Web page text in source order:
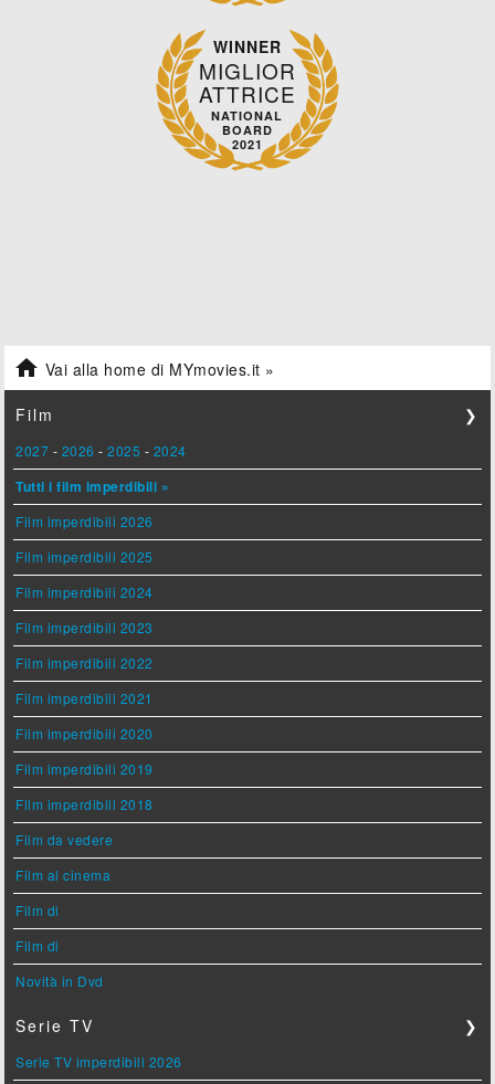
WINNER
MIGLIOR
ATTRICE
NATIONAL
BOARD
2021
 Vai alla home di MYmovies.it »
Film ❯
2027 - 2026 -2025 - 2024
Tutti i film imperdibili »
Film imperdibili 2026
Film imperdibili 2025
Film imperdibili 2024
Film imperdibili 2023
Film imperdibili 2022
Film imperdibili 2021
Film imperdibili 2020
Film imperdibili 2019
Film imperdibili 2018
Film da vedere
Film al cinema
Film di
Film di
Novità in Dvd
Serie TV ❯
Serie TV imperdibili 2026